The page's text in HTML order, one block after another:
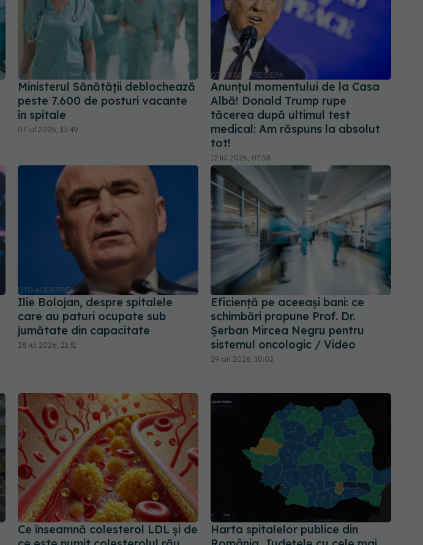
Ministerul Sănătății deblochează
peste 7.600 de posturi vacante
în spitale
07 iul 2026, 15:49
Anunțul momentului de la Casa
Albă! Donald Trump rupe
tăcerea după ultimul test
medical: Am răspuns la absolut
tot!
12 iul 2026, 07:58
Ilie Bolojan, despre spitalele
care au paturi ocupate sub
jumătate din capacitate
28 iul 2026, 21:31
Eficiență pe aceeași bani: ce
schimbări propune Prof. Dr.
Șerban Mircea Negru pentru
sistemul oncologic / Video
29 iun 2026, 10:02
Ce înseamnă colesterol LDL și de
Harta spitalelor publice din